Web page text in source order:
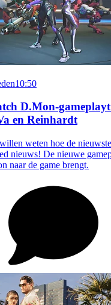
10:50
D.Mon-
en Reinhardt
weten hoe de
nieuws! De nieuwe
naar de game brengt.